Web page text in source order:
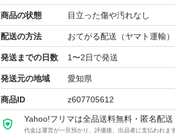
商品の状態 目立った傷や汚れなし
配送の方法 おてがる配送（ヤマト運輸）
発送までの日数 1〜2日で発送
発送元の地域 愛知県
商品ID z607705612
Yahoo!フリマは全品送料無料・匿名配送
代金は運営が一旦預かり、評価後、出品者に支払われま